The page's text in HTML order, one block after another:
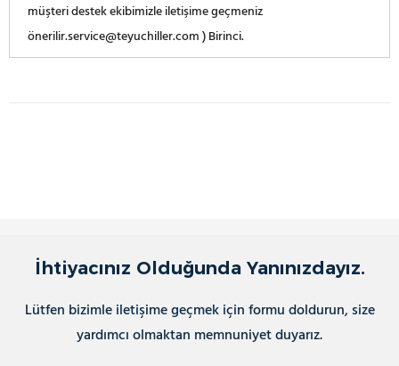
müşteri destek ekibimizle iletişime geçmeniz
önerilir.service@teyuchiller.com ) Birinci.
İhtiyacınız Olduğunda Yanınızdayız.
Lütfen bizimle iletişime geçmek için formu doldurun, size
yardımcı olmaktan memnuniyet duyarız.